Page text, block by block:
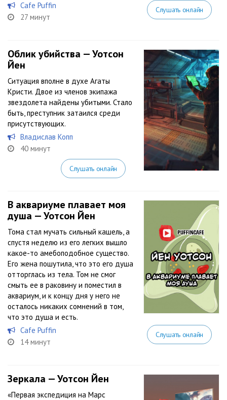
Cafe Puffin
27 минут
Слушать онлайн
Облик убийства — Уотсон
Йен
Ситуация вполне в духе Агаты
Кристи. Двое из членов экипажа
звездолета найдены убитыми. Стало
быть, преступник затаился среди
присутствующих.
Владислав Копп
40 минут
Слушать онлайн
В аквариуме плавает моя
душа — Уотсон Йен
Тома стал мучать сильный кашель, а
спустя неделю из его легких вышло
какое-то амебоподобное существо.
Его жена пошутила, что это его душа
отторглась из тела. Том не смог
смыть ее в раковину и поместил в
аквариум, и к концу дня у него не
осталось никаких сомнений в том,
что это душа и есть.
Cafe Puffin
14 минут
Слушать онлайн
Зеркала — Уотсон Йен
«Первая экспедиция на Марс